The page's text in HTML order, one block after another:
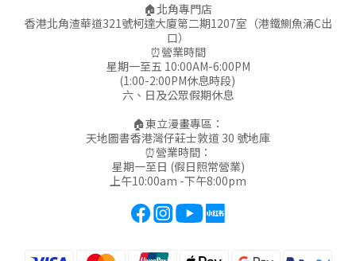
🏠北角專門店
香港北角渣華道321號柯達大廈第二期1207室（港鐵鰂魚涌C出
口）
⏰營業時間
星期一至五 10:00AM-6:00PM
(1:00-2:00PM休息時段)
六、日及公眾假期休息
🏠東立漫畫專區：
天地圖書香港灣仔莊士敦道 30 號地庫
⏰營業時間：
星期一至日 (假日照常營業)
上午10:00am -下午8:00pm